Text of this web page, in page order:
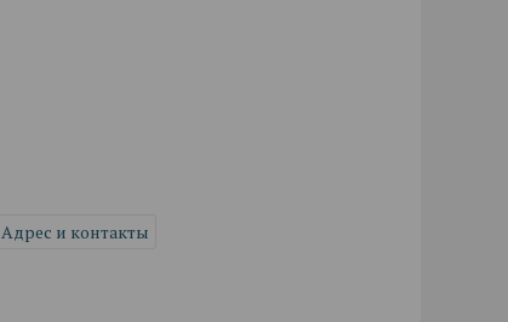
Адрес и контакты